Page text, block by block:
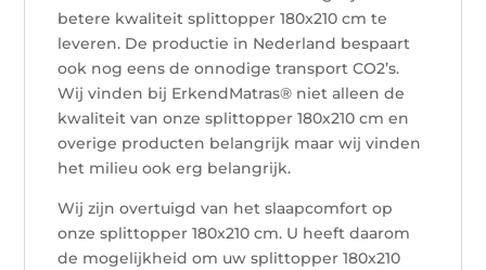
betere kwaliteit splittopper 180x210 cm te
leveren. De productie in Nederland bespaart
ook nog eens de onnodige transport CO2’s.
Wij vinden bij ErkendMatras® niet alleen de
kwaliteit van onze splittopper 180x210 cm en
overige producten belangrijk maar wij vinden
het milieu ook erg belangrijk.
Wij zijn overtuigd van het slaapcomfort op
onze splittopper 180x210 cm. U heeft daarom
de mogelijkheid om uw splittopper 180x210